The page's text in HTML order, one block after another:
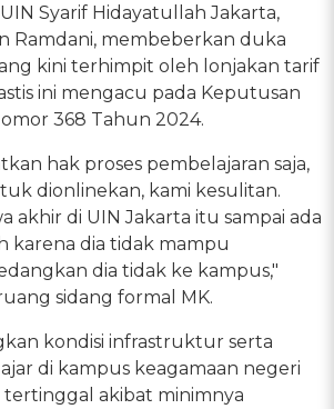
Syarif Hidayatullah Jakarta,
Ramdani, membeberkan duka
kini terhimpit oleh lonjakan tarif
ini mengacu pada Keputusan
368 Tahun 2024.
hak proses pembelajaran saja,
dionlinekan, kami kesulitan.
akhir di UIN Jakarta itu sampai ada
karena dia tidak mampu
dia tidak ke kampus,"
sidang formal MK.
kondisi infrastruktur serta
di kampus keagamaan negeri
tertinggal akibat minimnya